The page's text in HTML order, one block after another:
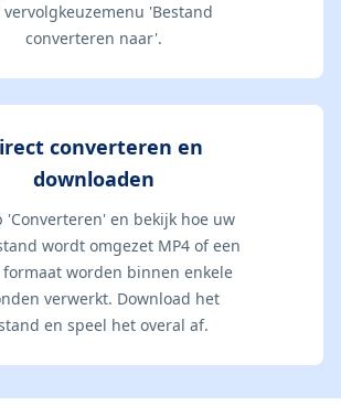
vervolgkeuzemenu 'Bestand
converteren naar'.
converteren en
downloaden
'Converteren' en bekijk hoe uw
wordt omgezet MP4 of een
worden binnen enkele
verwerkt. Download het
en speel het overal af.